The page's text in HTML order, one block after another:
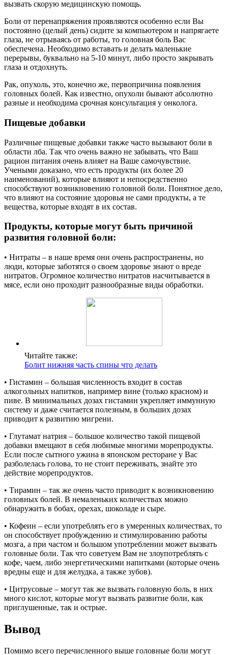
вызвать скорую медицинскую помощь.
Боли от перенапряжения проявляются особенно если Вы
постоянно (целый день) сидите за компьютером и напрягаете
глаза, не отрываясь от работы, то головная боль Вас
обеспечена. Необходимо вставать и делать маленькие
перерывы, буквально на 5-10 минут, либо просто закрывать
глаза и отдохнуть.
Рак, опухоль, это, конечно же, первопричина появления
головных болей. Как известно, опухоли бывают абсолютно
разные и необходима срочная консультация у онколога.
Пищевые добавки
Различные пищевые добавки также часто вызывают боли в
области лба. Так что очень важно не забывать, что Ваш
рацион питания очень влияет на Ваше самочувствие.
Учеными доказано, что есть продукты (их более 20
наименований), которые влияют и непосредственно
способствуют возникновению головной боли. Понятное дело,
что влияют на состояние здоровья не сами продукты, а те
вещества, которые входят в их состав.
Продукты, которые могут быть причиной
развития головной боли:
• Нитраты – в наше время они очень распространены, но
люди, которые заботятся о своем здоровье знают о вреде
нитратов. Огромное количество нитратов насчитывается в
мясе, если оно проходит разнообразные виды обработки.
Читайте также:
Болит нижняя часть спины что делать
• Гистамин – большая численность входит в состав
алкогольных напитков, например вине (только красном) и
пиве. В минимальных дозах гистамин укрепляет иммунную
систему и даже считается полезным, в больших дозах
приводит к развитию мигрени.
• Глутамат натрия – большое количество такой пищевой
добавки вмещают в себя любимые многими морепродукты.
Если после сытного ужина в японском ресторане у Вас
разболелась голова, то не стоит переживать, знайте это
действие морепродуктов.
• Тирамин – так же очень часто приводит к возникновению
головных болей. В немаленьких количествах можно
обнаружить в бобах, орехах, шоколаде и сыре.
• Кофеин – если употреблять его в умеренных количествах, то
он способствует пробуждению и стимулированию работы
мозга, а при частом и большом употреблении может вызвать
головные боли. Так что советуем Вам не злоупотреблять с
кофе, чаем, либо энергетическими напитками (которые очень
вредны еще и для желудка, а также зубов).
• Цитрусовые – могут так же вызвать головную боль, в них
много кислот, которые могут вызвать развитие боли, как
приглушенные, так и острые.
Вывод
Помимо всего перечисленного выше головные боли могут